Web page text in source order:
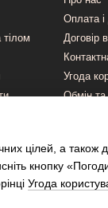
Оплата і
Договір
Угода
Обмін
цілей, а також
кнопку
Угода